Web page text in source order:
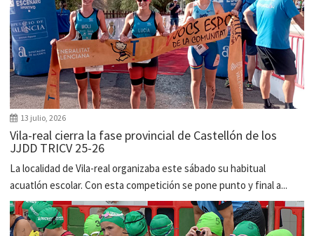
13 julio, 2026
Vila-real cierra la fase provincial de Castellón de los
JJDD TRICV 25-26
La localidad de Vila-real organizaba este sábado su habitual
acuatlón escolar. Con esta competición se pone punto y final a...